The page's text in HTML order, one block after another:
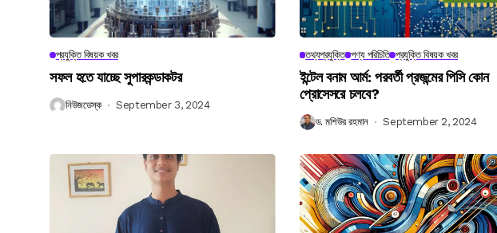
প্রযুক্তি বিষয়ক খবর
সফল হতে যাচ্ছে সুপারকন্ডাকটর
নিউজডেস্ক September 3, 2024
তথ্যপ্রযুক্তি পণ্য পরিচিতি প্রযুক্তি বিষয়ক খবর
ইন্টেল বনাম আর্ম: পরবর্তী প্রজন্মের পিসি কোন
প্রোসেসরে চলবে?
ড. মশিউর রহমান September 2, 2024